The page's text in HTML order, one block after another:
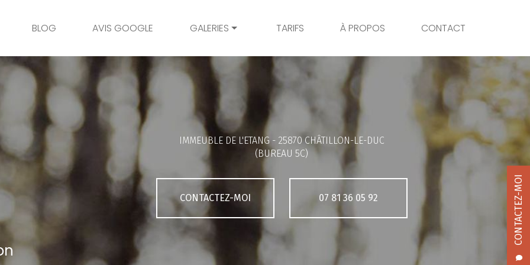
CONTACTEZ-MOI
BLOG AVIS GOOGLE GALERIES
Mariage
Grossesse
Bambins
Portrait
Galerie client
TARIFS À PROPOS CONTACT
IMMEUBLE DE L'ETANG - 25870 CHÂTILLON-LE-DUC
(BUREAU 5C)
CONTACTEZ-MOI 07 81 36 05 92